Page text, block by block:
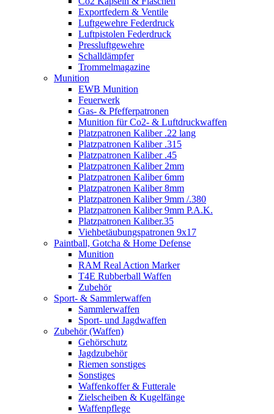
Exportfedern & Ventile
Luftgewehre Federdruck
Luftpistolen Federdruck
Pressluftgewehre
Schalldämpfer
Trommelmagazine
Munition
EWB Munition
Feuerwerk
Gas- & Pfefferpatronen
Munition für Co2- & Luftdruckwaffen
Platzpatronen Kaliber .22 lang
Platzpatronen Kaliber .315
Platzpatronen Kaliber .45
Platzpatronen Kaliber 2mm
Platzpatronen Kaliber 6mm
Platzpatronen Kaliber 8mm
Platzpatronen Kaliber 9mm /.380
Platzpatronen Kaliber 9mm P.A.K.
Platzpatronen Kaliber.35
Viehbetäubungspatronen 9x17
Paintball, Gotcha & Home Defense
Munition
RAM Real Action Marker
T4E Rubberball Waffen
Zubehör
Sport- & Sammlerwaffen
Sammlerwaffen
Sport- und Jagdwaffen
Zubehör (Waffen)
Gehörschutz
Jagdzubehör
Riemen sonstiges
Sonstiges
Waffenkoffer & Futterale
Zielscheiben & Kugelfänge
Waffenpflege